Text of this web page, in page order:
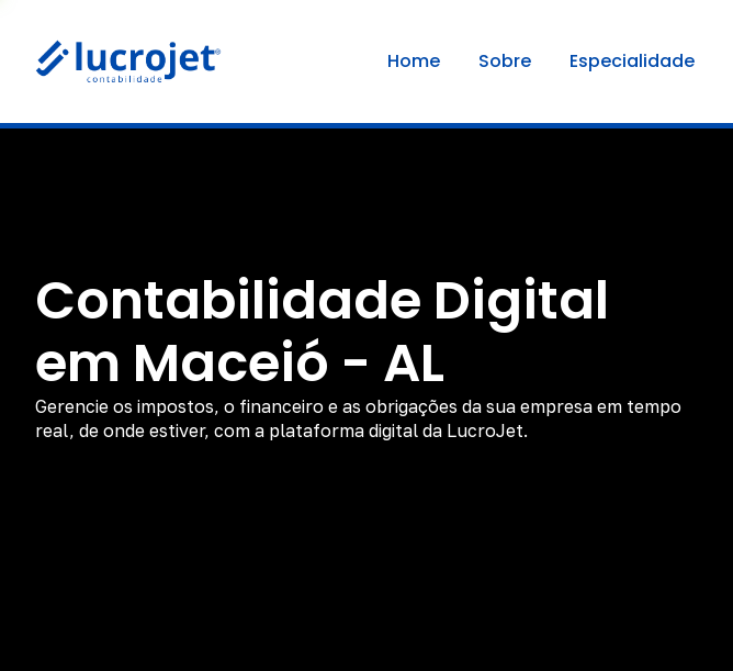
Home Sobre Especialidade
Contabilidade Digital
em Maceió - AL
Gerencie os impostos, o financeiro e as obrigações da sua empresa em tempo
real, de onde estiver, com a plataforma digital da LucroJet.